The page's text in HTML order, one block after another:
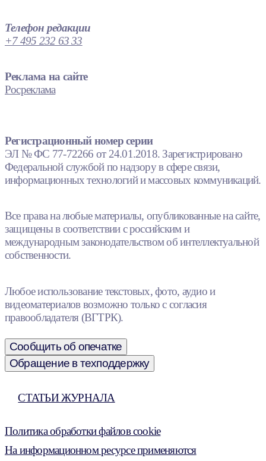
Телефон редакции
+7 495 232 63 33
Реклама на сайте
Росреклама
Регистрационный номер серии
ЭЛ № ФС 77-72266 от 24.01.2018. Зарегистрировано
Федеральной службой по надзору в сфере связи,
информационных технологий и массовых коммуникаций.
Все права на любые материалы, опубликованные на сайте,
защищены в соответствии с российским и
международным законодательством об интеллектуальной
собственности.
Любое использование текстовых, фото, аудио и
видеоматериалов возможно только с согласия
правообладателя (ВГТРК).
Сообщить об опечатке
Обращение в техподдержку
СТАТЬИ ЖУРНАЛА
Политика обработки файлов cookie
На информационном ресурсе применяются